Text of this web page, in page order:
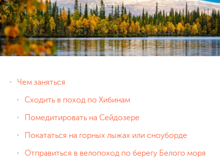
Чем заняться
Сходить в поход по Хибинам
Помедитировать на Сейдозере
Покататься на горных лыжах или сноуборде
Отправиться в велопоход по берегу Белого моря